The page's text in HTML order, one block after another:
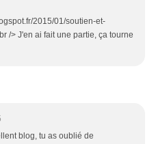
2015/01/soutien-et-
/> J'en ai fait une partie, ça tourne
blog, tu as oublié de